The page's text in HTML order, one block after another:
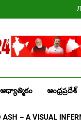
ఆధ్యాత్మికం ఆంధ్రప్రదేశ్
ASH – A VISUAL